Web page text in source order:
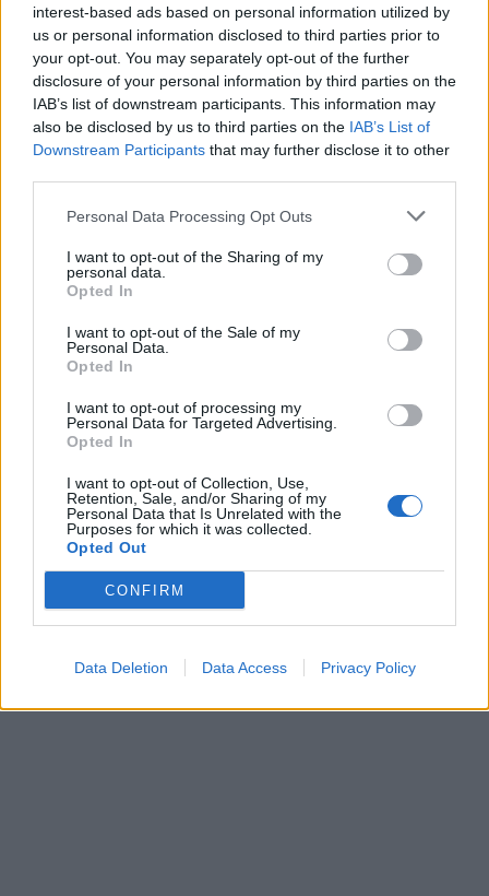
interest-based ads based on personal information utilized by
us or personal information disclosed to third parties prior to
your opt-out. You may separately opt-out of the further
disclosure of your personal information by third parties on the
IAB’s list of downstream participants. This information may
also be disclosed by us to third parties on the IAB’s List of
Downstream Participants that may further disclose it to other
Personal Data Processing Opt Outs
I want to opt-out of the Sharing of my
personal data.
Opted In
I want to opt-out of the Sale of my
Personal Data.
Opted In
I want to opt-out of processing my
Personal Data for Targeted Advertising.
Opted In
I want to opt-out of Collection, Use,
Retention, Sale, and/or Sharing of my
Personal Data that Is Unrelated with the
Purposes for which it was collected.
Opted Out
CONFIRM
Data Deletion Data Access Privacy Policy
In evidenza